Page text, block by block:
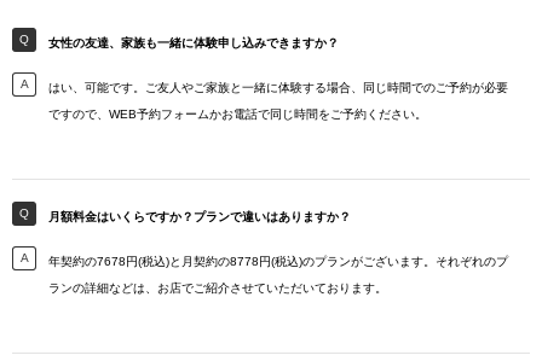
女性の友達、家族も一緒に体験申し込みできますか？
はい、可能です。ご友人やご家族と一緒に体験する場合、同じ時間でのご予約が必要
ですので、WEB予約フォームかお電話で同じ時間をご予約ください。
月額料金はいくらですか？プランで違いはありますか？
年契約の7678円(税込)と月契約の8778円(税込)のプランがございます。それぞれのプ
ランの詳細などは、お店でご紹介させていただいております。